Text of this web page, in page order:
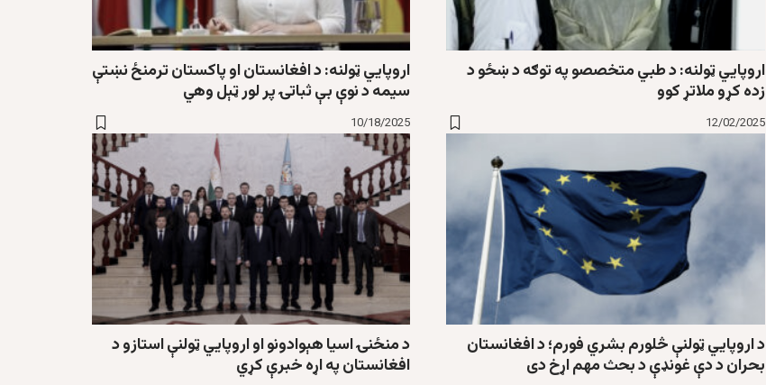
اروپايي ټولنه: د طبي متخصصو په توګه د ښځو د
زده کړو ملاتړ کوو
12/02/2025
اروپایي ټولنه: د افغانستان او پاکستان ترمنځ نښتې
سیمه د نوې بې ثباتۍ پر لور ټېل وهي
10/18/2025
د اروپايي ټولنې څلورم بشري فورم؛ د افغانستان
بحران د دې غونډې د بحث مهم اړخ دی
د منځنۍ اسیا هېوادونو او اروپايي ټولنې استازو د
افغانستان په اړه خبرې کړي